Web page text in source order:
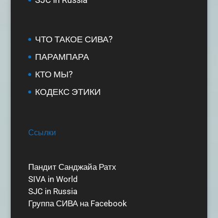
ЧТО ТАКОЕ СИВА?
ПАРАМПАРА
КТО МЫ?
КОДЕКС ЭТИКИ
Ссылки
Пандит Санджайа Ратх
SIVA in World
SJC in Russia
Группа СИВА на Facebook